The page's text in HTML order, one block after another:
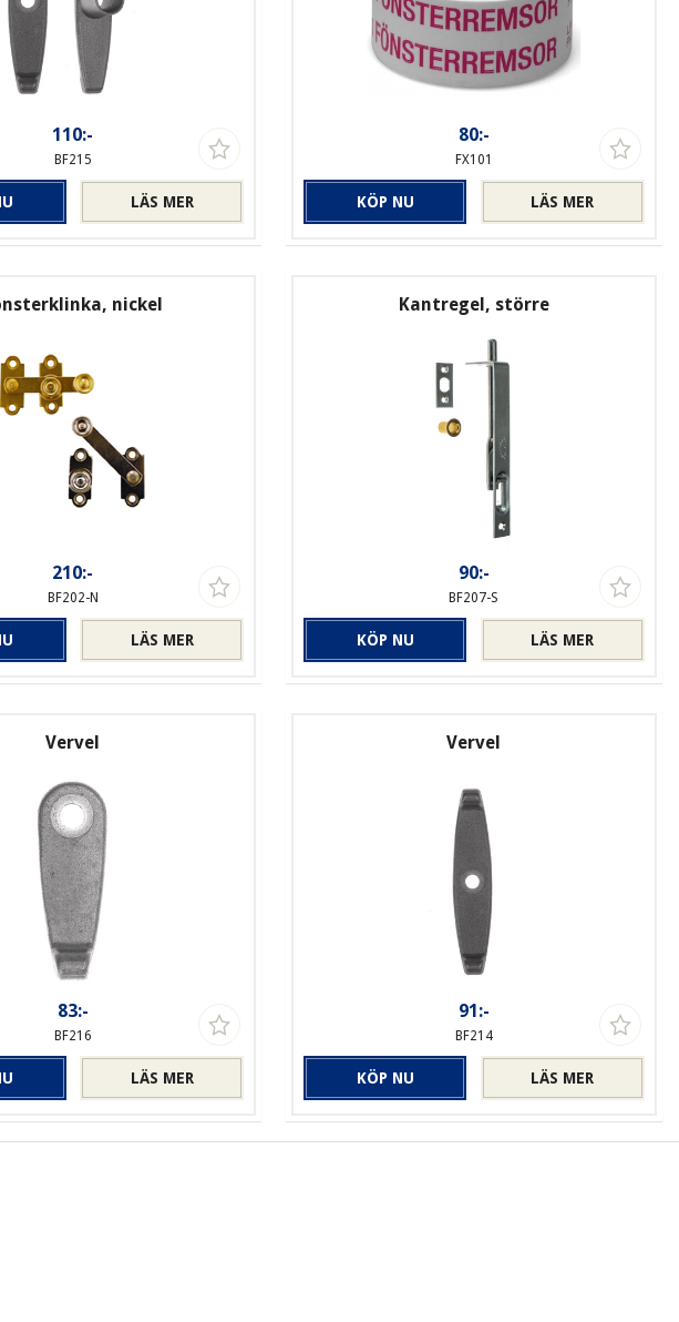
110:-
BF215
LÄS MER
80:-
FX101
LÄS MER
KÖP NU
nickel
210:-
BF202-N
LÄS MER
Kantregel, större
90:-
BF207-S
LÄS MER
KÖP NU
Vervel
83:-
BF216
LÄS MER
Vervel
91:-
BF214
LÄS MER
KÖP NU